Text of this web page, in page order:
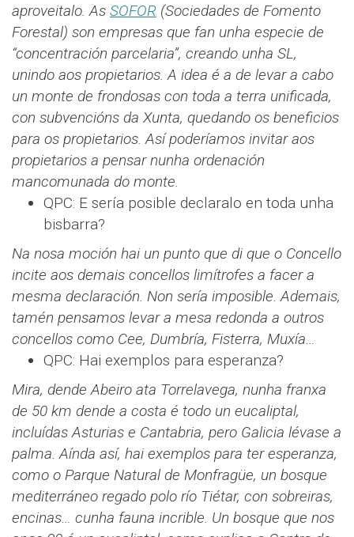
aproveitalo. As SOFOR (Sociedades de Fomento
Forestal) son empresas que fan unha especie de
“concentración parcelaria”, creando unha SL,
unindo aos propietarios. A idea é a de levar a cabo
un monte de frondosas con toda a terra unificada,
con subvencións da Xunta, quedando os beneficios
para os propietarios. Así poderíamos invitar aos
propietarios a pensar nunha ordenación
mancomunada do monte.
QPC: E sería posible declaralo en toda unha
bisbarra?
Na nosa moción hai un punto que di que o Concello
incite aos demais concellos limítrofes a facer a
mesma declaración. Non sería imposible. Ademais,
tamén pensamos levar a mesa redonda a outros
concellos como Cee, Dumbría, Fisterra, Muxía…
QPC: Hai exemplos para esperanza?
Mira, dende Abeiro ata Torrelavega, nunha franxa
de 50 km dende a costa é todo un eucaliptal,
incluídas Asturias e Cantabria, pero Galicia lévase a
palma. Aínda así, hai exemplos para ter esperanza,
como o Parque Natural de Monfragüe, un bosque
mediterráneo regado polo río Tiétar, con sobreiras,
encinas… cunha fauna incrible. Un bosque que nos